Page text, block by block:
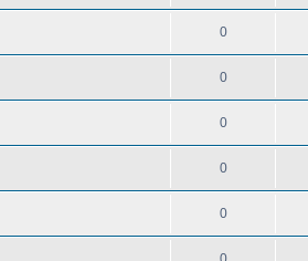
0
0
0
0
0